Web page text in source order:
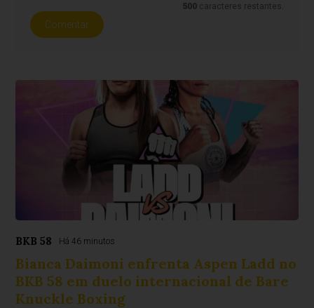
500 caracteres restantes.
Comentar
BKB 58 Há 46 minutos
Bianca Daimoni enfrenta Aspen Ladd no
BKB 58 em duelo internacional de Bare
Knuckle Boxing